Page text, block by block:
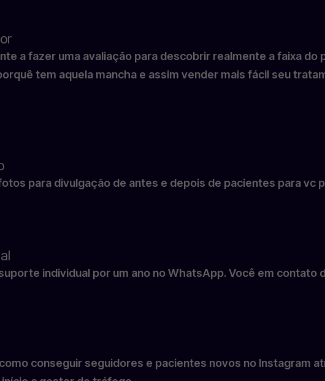
a fazer uma avaliação para descobrir realmente a faixa
tem aquela mancha e assim vender mais fácil seu
para divulgação de antes e depois de pacientes para vc
individual por um ano no WhatsApp. Você em contato
conseguir seguidores e pacientes novos no Instagram